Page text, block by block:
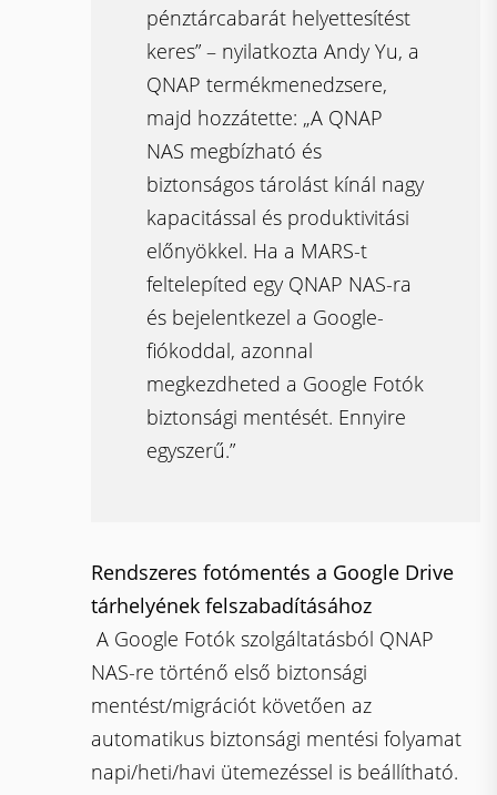
pénztárcabarát helyettesítést
keres” – nyilatkozta Andy Yu, a
QNAP termékmenedzsere,
majd hozzátette: „A QNAP
NAS megbízható és
biztonságos tárolást kínál nagy
kapacitással és produktivitási
előnyökkel. Ha a MARS-t
feltelepíted egy QNAP NAS-ra
és bejelentkezel a Google-
fiókoddal, azonnal
megkezdheted a Google Fotók
biztonsági mentését. Ennyire
egyszerű.”
Rendszeres fotómentés a Google Drive
tárhelyének felszabadításához
A Google Fotók szolgáltatásból QNAP
NAS-re történő első biztonsági
mentést/migrációt követően az
automatikus biztonsági mentési folyamat
napi/heti/havi ütemezéssel is beállítható.